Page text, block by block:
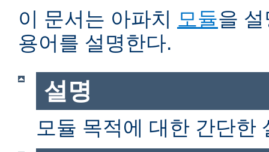
이 문서는 아파치 모듈을
용어를 설명한다.
설명
모듈 목적에 대한 간단한